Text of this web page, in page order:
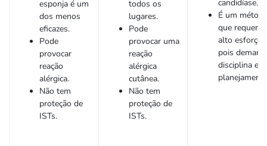
esponja é um
dos menos
eficazes.
Pode
provocar
reação
alérgica.
Não tem
proteção de
ISTs.
todos os
lugares.
Pode
provocar uma
reação
alérgica
cutânea.
Não tem
proteção de
ISTs.
candidíase.
É um
que requer
alto esforço,
pois
disciplina e